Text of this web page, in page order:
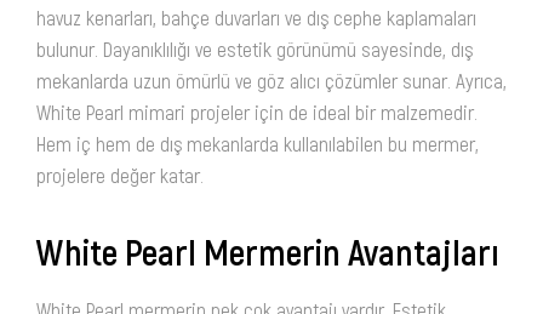
havuz kenarları, bahçe duvarları ve dış cephe kaplamaları
bulunur. Dayanıklılığı ve estetik görünümü sayesinde, dış
mekanlarda uzun ömürlü ve göz alıcı çözümler sunar. Ayrıca,
White Pearl mimari projeler için de ideal bir malzemedir.
Hem iç hem de dış mekanlarda kullanılabilen bu mermer,
projelere değer katar.
White Pearl Mermerin Avantajları